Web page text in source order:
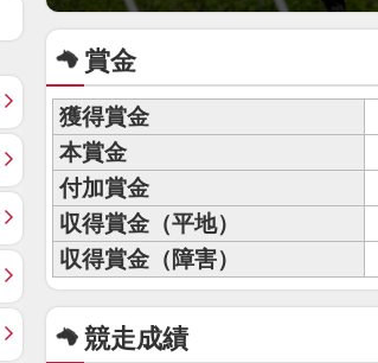
賞金
獲得賞金
本賞金
付加賞金
収得賞金（平地）
収得賞金（障害）
競走成績